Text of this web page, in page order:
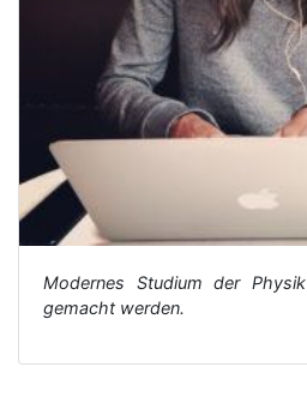
Modernes Studium der
gemacht werden.